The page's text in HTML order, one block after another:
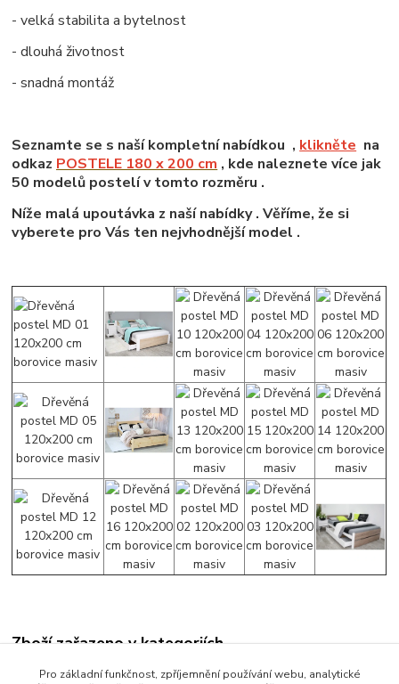
- velká stabilita a bytelnost
- dlouhá životnost
- snadná montáž
Seznamte se s naší kompletní nabídkou , klikněte na
odkaz POSTELE 180 x 200 cm , kde naleznete více jak
50 modelů postelí v tomto rozměru .
Níže malá upoutávka z naší nabídky . Věříme, že si
vyberete pro Vás ten nejvhodnější model .
Zboží zařazeno v kategoriích
Manželské postele
Pro základní funkčnost, zpříjemnění používání webu, analytické